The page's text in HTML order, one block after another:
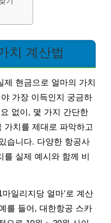
치 계산법
현금으로 얼마의 가치
가장 이득인지 궁금하
없이, 몇 가지 간단한
가치를 제대로 파악하고
습니다. 다양한 항공사
실제 예시와 함께 비
일리지당 얼마’로 계산
를 들어, 대한항공 스카